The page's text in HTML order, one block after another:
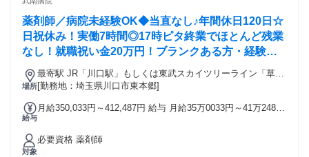
薬剤師／病院未経験OK◆当直なし♪年間休日120日☆
日祝休み！実働7時間◎17時ピタ終業でほとんど残業
なし！就職祝い金20万円！ブランクある方・経験浅
い方もOK♪【川口市・病院・薬剤師・正職員・川口
駅/鳩ヶ谷駅/草加駅】
場所
最寄駅 JR「川口駅」もしくは東武スカイツリーライン「草加
駅」もしくは埼玉高速鉄道「鳩ヶ谷駅」よりバス乗車、「西
[勤務地：埼玉県川口市東本郷]
給与
月給350,033円～412,487円 給与 月給35万0033円～41万2487
対象
必要資格 薬剤師